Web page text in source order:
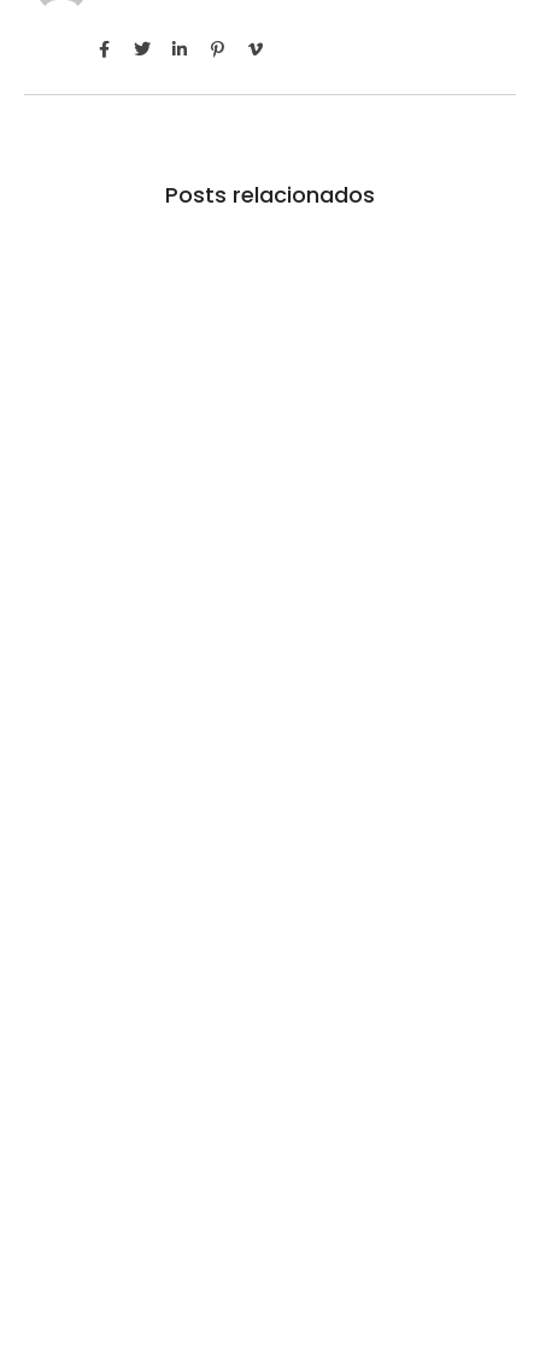
Posts relacionados